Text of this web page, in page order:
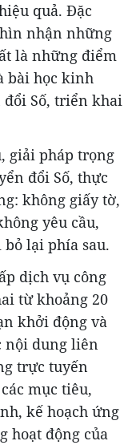
quả. Đặc
nhận những
là những điểm
bài học kinh
đổi Số, triển khai
giải pháp trọng
đổi Số, thực
không giấy tờ,
yêu cầu,
lại phía sau.
dịch vụ công
từ khoảng 20
khởi động và
nội dung liên
trực tuyến
mục tiêu,
kế hoạch ứng
hoạt động của